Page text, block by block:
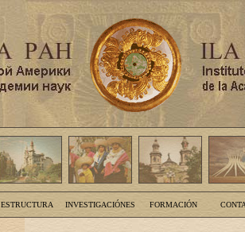
ESTRUCTURA INVESTIGACIÓNES FORMACIÓN